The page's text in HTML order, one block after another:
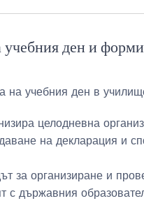
учебния ден и
на учебния ден в
целодневна
на декларация и
за организиране и
с държавния